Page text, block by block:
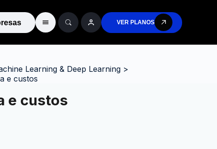
VER PLANOS
Learning & Deep Learning>
e custos
e custos